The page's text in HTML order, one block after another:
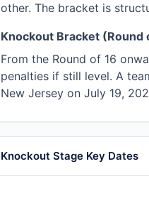
other. The bracket is
Knockout Bracket (Round
From the Round of 16
penalties if still level. A
New Jersey on July 19,
Knockout Stage Key Dates